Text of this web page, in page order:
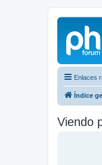
Enlaces
Índice
Viendo